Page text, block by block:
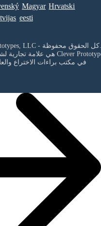
Magyar Hrvatski
eesti
© 2026 - Clever Prototypes, LLC - كل الحقوق محفوظة.
StoryboardThat هي علامة تجارية لشركة Clever